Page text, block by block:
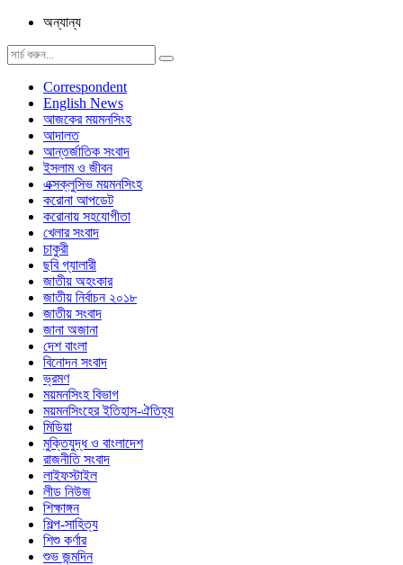
অন্যান্য
Correspondent
English News
আজকের ময়মনসিংহ
আদালত
আন্তর্জাতিক সংবাদ
ইসলাম ও জীবন
এক্সক্লুসিভ ময়মনসিংহ
করোনা আপডেট
করোনায় সহযোগীতা
খেলার সংবাদ
চাকুরী
ছবি গ্যালারী
জাতীয় অহংকার
জাতীয় নির্বাচন ২০১৮
জাতীয় সংবাদ
জানা অজানা
দেশ বাংলা
বিনোদন সংবাদ
ভ্রমণ
ময়মনসিংহ বিভাগ
ময়মনসিংহের ইতিহাস-ঐতিহ্য
মিডিয়া
মুক্তিযুদ্ধ ও বাংলাদেশ
রাজনীতি সংবাদ
লাইফস্টাইল
লীড নিউজ
শিক্ষাঙ্গন
শিল্প-সাহিত্য
শিশু কর্ণার
শুভ জন্মদিন